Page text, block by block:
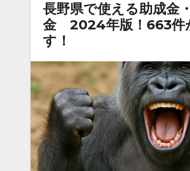
長野県で使える助成金
金 2024年版！663件
す！